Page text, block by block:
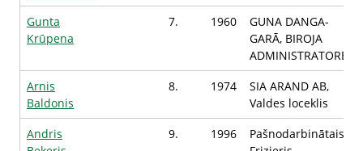
Gunta
Krūpena
7. 1960
GUNA DANGA-
GARĀ, BIROJA
ADMINISTRATORE
Arnis
Baldonis
8. 1974
SIA ARAND AB,
Valdes loceklis
Andris
9. 1996
Pašnodarbinātais,